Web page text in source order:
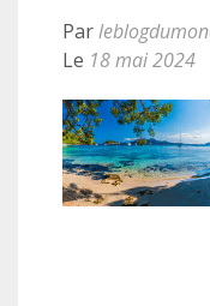
Par
Le 18 mai 2024